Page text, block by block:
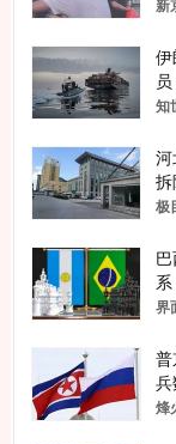
儿
新
伊
知
河
拆
所
极
界
普
兵
朝
烽